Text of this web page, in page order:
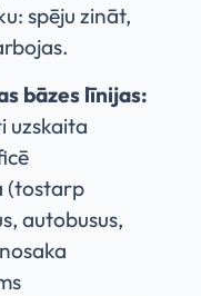
spēju zināt,
bāzes līnijas:
uzskaita
(tostarp
autobusus,